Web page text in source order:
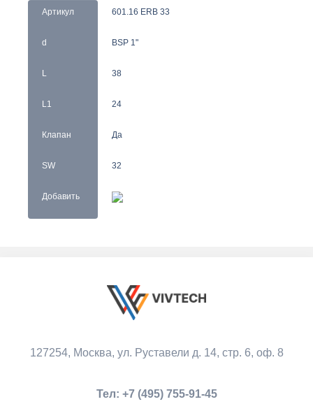
Артикул
d
L
L1
Клапан
SW
Добавить
601.16 ERB 33
BSP 1"
38
24
Да
32
127254, Москва, ул. Руставели д. 14, стр. 6, оф. 8
Тел: +7 (495) 755-91-45